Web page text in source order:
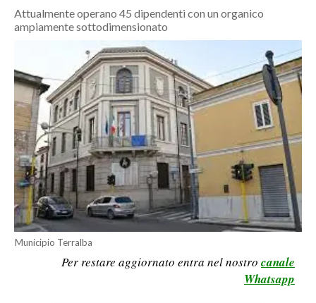
MONDO
ECONOMIA
SERVIZI ALLE IMPRESE
LAVORO
BANDI
SPORT IN SARDEGNA
SPORT
RISULTATI E CLASSIFICHE
Attualmente operano 45 dipendenti con un organico
ampiamente sottodimensionato
Municipio Terralba
Per restare aggiornato entra nel nostro canale
Whatsapp